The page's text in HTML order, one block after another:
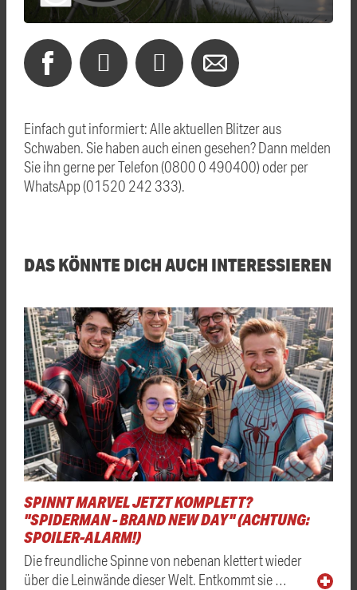
Einfach gut informiert: Alle aktuellen Blitzer aus
Schwaben. Sie haben auch einen gesehen? Dann melden
Sie ihn gerne per Telefon (0800 0 490400) oder per
WhatsApp (01520 242 333).
DAS KÖNNTE DICH AUCH INTERESSIEREN
SPINNT MARVEL JETZT KOMPLETT?
"SPIDERMAN - BRAND NEW DAY" (ACHTUNG:
SPOILER-ALARM!)
Die freundliche Spinne von nebenan klettert wieder
über die Leinwände dieser Welt. Entkommt sie …